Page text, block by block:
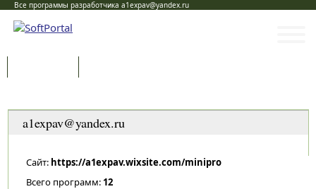
Все программы разработчика a1expav@yandex.ru
a1expav@yandex.ru
Сайт: https://a1expav.wixsite.com/minipro
Всего программ: 12